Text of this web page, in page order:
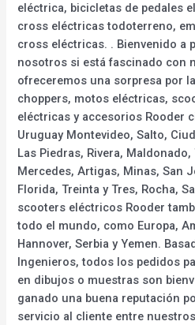
eléctrica, bicicletas de pedales
cross eléctricas todoterreno,
cross eléctricas. . Bienvenido a
nosotros si está fascinado con
ofreceremos una sorpresa por
choppers, motos eléctricas,
eléctricas y accesorios Rooder
Uruguay Montevideo, Salto,
Las Piedras, Rivera,
Mercedes, Artigas, Minas, San
Florida, Treinta y Tres, Rocha,
scooters eléctricos Rooder
todo el mundo, como Europa,
Hannover, Serbia y Yemen.
Ingenieros, todos los pedidos
en dibujos o muestras son
ganado una buena reputación
servicio al cliente entre